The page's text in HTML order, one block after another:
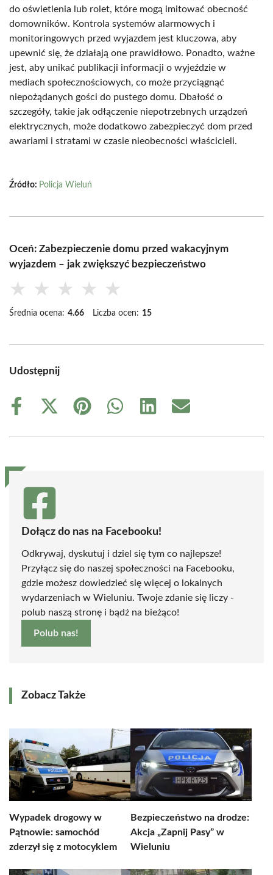
do oświetlenia lub rolet, które mogą imitować obecność
domowników. Kontrola systemów alarmowych i
monitoringowych przed wyjazdem jest kluczowa, aby
upewnić się, że działają one prawidłowo. Ponadto, ważne
jest, aby unikać publikacji informacji o wyjeździe w
mediach społecznościowych, co może przyciągnąć
niepożądanych gości do pustego domu. Dbałość o
szczegóły, takie jak odłączenie niepotrzebnych urządzeń
elektrycznych, może dodatkowo zabezpieczyć dom przed
awariami i stratami w czasie nieobecności właścicieli.
Źródło: Policja Wieluń
Oceń: Zabezpieczenie domu przed wakacyjnym
wyjazdem – jak zwiększyć bezpieczeństwo
★ ★ ★ ★ ★
Średnia ocena: 4.66 Liczba ocen: 15
Udostępnij
Share
Share
(Twitter)
Share
Share
Share
Share
Dołącz do nas na Facebooku!
Odkrywaj, dyskutuj i dziel się tym co najlepsze!
Przyłącz się do naszej społeczności na Facebooku,
gdzie możesz dowiedzieć się więcej o lokalnych
wydarzeniach w Wieluniu. Twoje zdanie się liczy -
polub naszą stronę i bądź na bieżąco!
Polub nas!
Zobacz Także
Wypadek drogowy w
Pątnowie: samochód
zderzył się z motocyklem
Bezpieczeństwo na drodze:
Akcja „Zapnij Pasy” w
Wieluniu